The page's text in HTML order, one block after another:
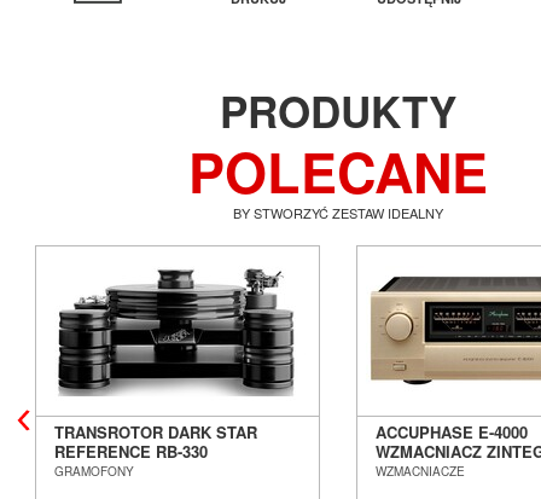
PRODUKTY
POLECANE
BY STWORZYĆ ZESTAW IDEALNY
TRANSROTOR DARK STAR
REFERENCE RB-330
GRAMOFON ANALOGOWY
GRAMOFONY
ACCUPHASE E-4000
WZMACNIACZ
SALON POZNAŃ
WZMACNIACZE